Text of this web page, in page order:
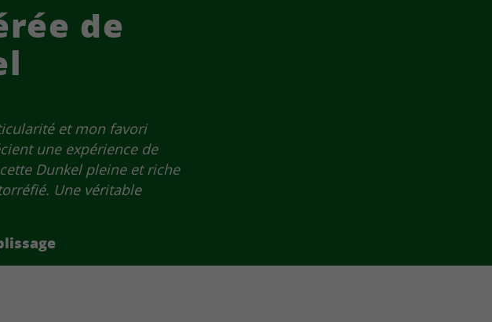
de
et mon favori
une expérience de
Dunkel pleine et riche
Une véritable